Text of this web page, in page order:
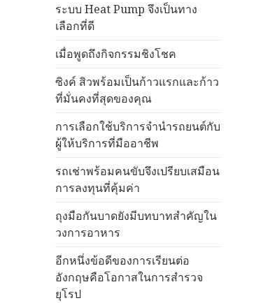
ระบบ Heat Pump จึงเป็นทาง
เลือกที่ดี
เมื่อพูดถึงกิจกรรมชิงโชค
ซิงค์ สิวพร้อมเป็นก้าวแรกและก้าว
ที่มั่นคงที่สุดของคุณ
การเลือกใช้บริการจำนำรถยนต์กับ
ผู้ให้บริการที่มืออาชีพ
รถเช่าพร้อมคนขับจึงเปรียบเสมือน
การลงทุนที่คุ้มค่า
ถุงมือกันบาดยังมีบทบาทสำคัญใน
วงการอาหาร
อีกหนึ่งข้อดีของการเรียนต่อ
อังกฤษคือโอกาสในการสำรวจ
ยุโรป